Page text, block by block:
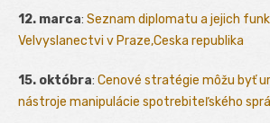
12. marca: Seznam diplomatu a jejich
Velvyslanectvi v Praze,Ceska republika
15. októbra: Cenové stratégie môžu byť
nástroje manipulácie spotrebiteľského